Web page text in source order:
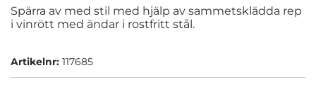
Spärra av med stil med hjälp av sammetsklädda rep
i vinrött med ändar i rostfritt stål.
Artikelnr: 117685